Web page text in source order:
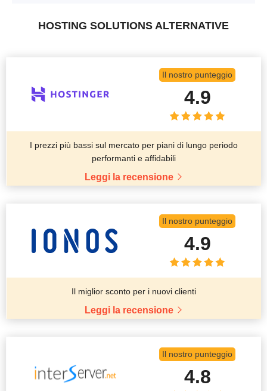
HOSTING SOLUTIONS ALTERNATIVE
Il nostro punteggio
4.9
I prezzi più bassi sul mercato per piani di lungo periodo
performanti e affidabili
Leggi la recensione
Il nostro punteggio
4.9
Il miglior sconto per i nuovi clienti
Leggi la recensione
Il nostro punteggio
4.8